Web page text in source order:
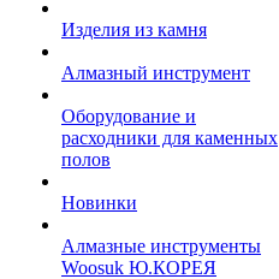
Изделия из камня
Алмазный инструмент
Оборудование и
расходники для каменных
полов
Новинки
Алмазные инструменты
Woosuk Ю.КОРЕЯ